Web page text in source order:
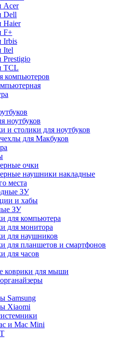
Acer
Dell
Haier
F+
Irbis
Itel
Prestigio
TCL
компьютеров
ноутбуков
и столики для ноутбуков
для Макбуков
очки
наушники накладные
места
ЗУ
и хабы
ЗУ
для компьютера
для монитора
для наушников
для планшетов и смартфонов
для часов
коврики для мыши
Samsung
Xiaomi
и Mac Mini